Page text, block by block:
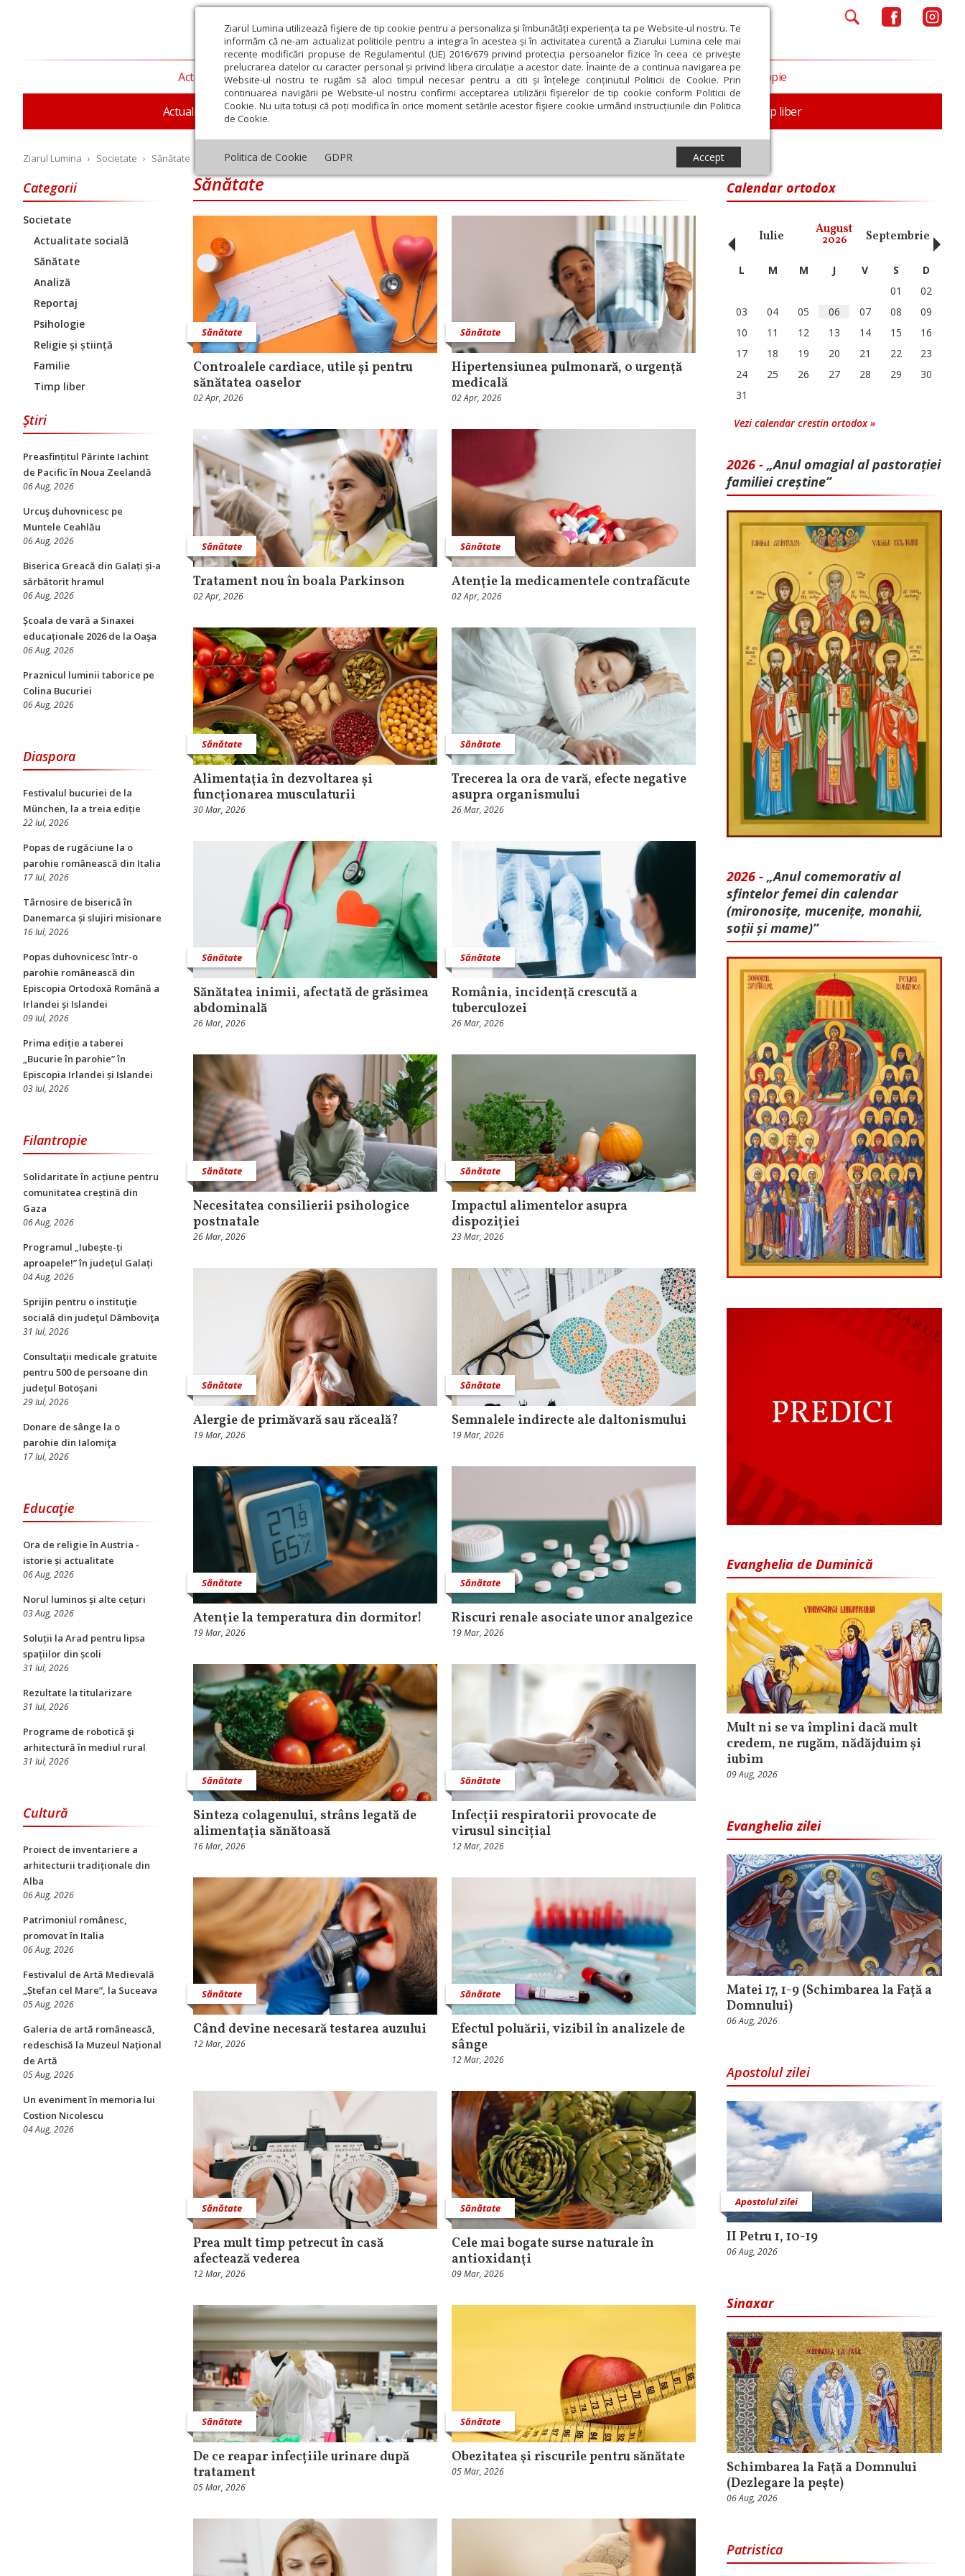
Ziarul Lumina utilizează fişiere de tip cookie pentru a personaliza și îmbunătăți experiența ta pe Website-ul nostru. Te
informăm că ne-am actualizat politicile pentru a integra în acestea și în activitatea curentă a Ziarului Lumina cele mai
recente modificări propuse de Regulamentul (UE) 2016/679 privind protecția persoanelor fizice în ceea ce privește
prelucrarea datelor cu caracter personal și privind libera circulație a acestor date. Înainte de a continua navigarea pe
Website-ul nostru te rugăm să aloci timpul necesar pentru a citi și înțelege conținutul Politicii de Cookie. Prin
continuarea navigării pe Website-ul nostru confirmi acceptarea utilizării fişierelor de tip cookie conform Politicii de
Cookie. Nu uita totuși că poți modifica în orice moment setările acestor fişiere cookie urmând instrucțiunile din Politica
de Cookie.
Politica de Cookie GDPR Accept
Actualitate religioasă Teologie și spiritualitate Educaţie și Cultură Societate
Actualitate socială Sănătate Analiză Reportaj Psihologie Religie și știință Familie Timp liber
Opinii Filantropie
Ziarul Lumina › Societate › Sănătate
Categorii
Societate
Actualitate socială
Sănătate
Analiză
Reportaj
Psihologie
Religie și știință
Familie
Timp liber
Știri
Preasfințitul Părinte Iachint
de Pacific în Noua Zeelandă
06 Aug, 2026
Urcuş duhovnicesc pe
Muntele Ceahlău
06 Aug, 2026
Biserica Greacă din Galați și‑a
sărbătorit hramul
06 Aug, 2026
Școala de vară a Sinaxei
educaționale 2026 de la Oaşa
06 Aug, 2026
Praznicul luminii taborice pe
Colina Bucuriei
06 Aug, 2026
Diaspora
Festivalul bucuriei de la
München, la a treia ediție
22 Iul, 2026
Popas de rugăciune la o
parohie românească din Italia
17 Iul, 2026
Târnosire de biserică în
Danemarca și slujiri misionare
16 Iul, 2026
Popas duhovnicesc într-o
parohie românească din
Episcopia Ortodoxă Română a
Irlandei și Islandei
09 Iul, 2026
Prima ediție a taberei
„Bucurie în parohie” în
Episcopia Irlandei și Islandei
03 Iul, 2026
Filantropie
Solidaritate în acțiune pentru
comunitatea creștină din
Gaza
06 Aug, 2026
Programul „Iubește-ți
aproapele!” în județul Galați
04 Aug, 2026
Sprijin pentru o instituţie
socială din judeţul Dâmboviţa
31 Iul, 2026
Consultații medicale gratuite
pentru 500 de persoane din
județul Botoșani
29 Iul, 2026
Donare de sânge la o
parohie din Ialomiţa
17 Iul, 2026
Educaţie
Ora de religie în Austria -
istorie și actualitate
06 Aug, 2026
Norul luminos și alte cețuri
03 Aug, 2026
Soluții la Arad pentru lipsa
spațiilor din școli
31 Iul, 2026
Rezultate la titularizare
31 Iul, 2026
Programe de robotică şi
arhitectură în mediul rural
31 Iul, 2026
Cultură
Proiect de inventariere a
arhitecturii tradiționale din
Alba
06 Aug, 2026
Patrimoniul românesc,
promovat în Italia
06 Aug, 2026
Festivalul de Artă Medievală
„Ștefan cel Mare”, la Suceava
05 Aug, 2026
Galeria de artă românească,
redeschisă la Muzeul Național
de Artă
05 Aug, 2026
Un eveniment în memoria lui
Costion Nicolescu
04 Aug, 2026
Sănătate
Sănătate
Controalele cardiace, utile și pentru
sănătatea oaselor
02 Apr, 2026
Sănătate
Hipertensiunea pulmonară, o urgență
medicală
02 Apr, 2026
Sănătate
Tratament nou în boala Parkinson
02 Apr, 2026
Sănătate
Atenţie la medicamentele contrafăcute
02 Apr, 2026
Sănătate
Alimentaţia în dezvoltarea și
funcționarea musculaturii
30 Mar, 2026
Sănătate
Trecerea la ora de vară, efecte negative
asupra organismului
26 Mar, 2026
Sănătate
Sănătatea inimii, afectată de grăsimea
abdominală
26 Mar, 2026
Sănătate
România, incidenţă crescută a
tuberculozei
26 Mar, 2026
Sănătate
Necesitatea consilierii psihologice
postnatale
26 Mar, 2026
Sănătate
Impactul alimentelor asupra
dispoziției
23 Mar, 2026
Sănătate
Alergie de primăvară sau răceală?
19 Mar, 2026
Sănătate
Semnalele indirecte ale daltonismului
19 Mar, 2026
Sănătate
Atenție la temperatura din dormitor!
19 Mar, 2026
Sănătate
Riscuri renale asociate unor analgezice
19 Mar, 2026
Sănătate
Sinteza colagenului, strâns legată de
alimentaţia sănătoasă
16 Mar, 2026
Sănătate
Infecții respiratorii provocate de
virusul sincițial
12 Mar, 2026
Sănătate
Când devine necesară testarea auzului
12 Mar, 2026
Sănătate
Efectul poluării, vizibil în analizele de
sânge
12 Mar, 2026
Sănătate
Prea mult timp petrecut în casă
afectează vederea
12 Mar, 2026
Sănătate
Cele mai bogate surse naturale în
antioxidanţi
09 Mar, 2026
Sănătate
De ce reapar infecțiile urinare după
tratament
05 Mar, 2026
Sănătate
Obezitatea şi riscurile pentru sănătate
05 Mar, 2026
Calendar ortodox
August Septembrie Octombrie Decembrie Ianuarie Februarie Aprilie Mai Iulie August
2026 Septembrie
‹ L M M J V S
D
01
02
03
04 05 06 07 08
09
10
11 12 13 14 15
16
17
18 19 20 21 22
23
24
25 26 27 28 29
30
31
Vezi calendar crestin ortodox »
2026 - „Anul omagial al pastorației
familiei creștine”
2026 - „Anul comemorativ al
sfintelor femei din calendar
(mironosițe, mu­cenițe, monahii,
soții și mame)”
Evanghelia de Duminică
Mult ni se va împlini dacă mult
credem, ne rugăm, nădăjduim și
iubim
09 Aug, 2026
Evanghelia zilei
Matei 17, 1-9 (Schimbarea la Față a
Domnului)
06 Aug, 2026
Apostolul zilei
Apostolul zilei
II Petru 1, 10-19
06 Aug, 2026
Sinaxar
Schimbarea la Faţă a Domnului
(Dezlegare la peşte)
06 Aug, 2026
Patristica